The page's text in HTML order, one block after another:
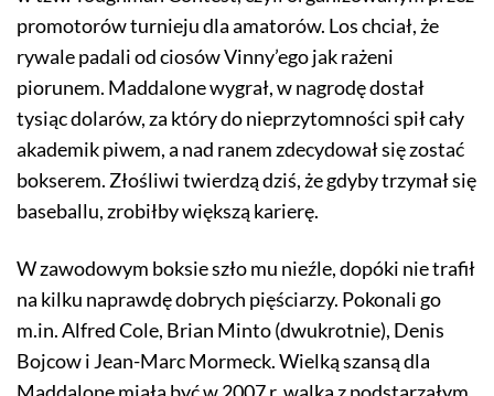
promotorów turnieju dla amatorów. Los chciał, że
rywale padali od ciosów Vinny’ego jak rażeni
piorunem. Maddalone wygrał, w nagrodę dostał
tysiąc dolarów, za który do nieprzytomności spił cały
akademik piwem, a nad ranem zdecydował się zostać
bokserem. Złośliwi twierdzą dziś, że gdyby trzymał się
baseballu, zrobiłby większą karierę.
W zawodowym boksie szło mu nieźle, dopóki nie trafił
na kilku naprawdę dobrych pięściarzy. Pokonali go
m.in. Alfred Cole, Brian Minto (dwukrotnie), Denis
Bojcow i Jean-Marc Mormeck. Wielką szansą dla
Maddalone miała być w 2007 r. walka z podstarzałym,